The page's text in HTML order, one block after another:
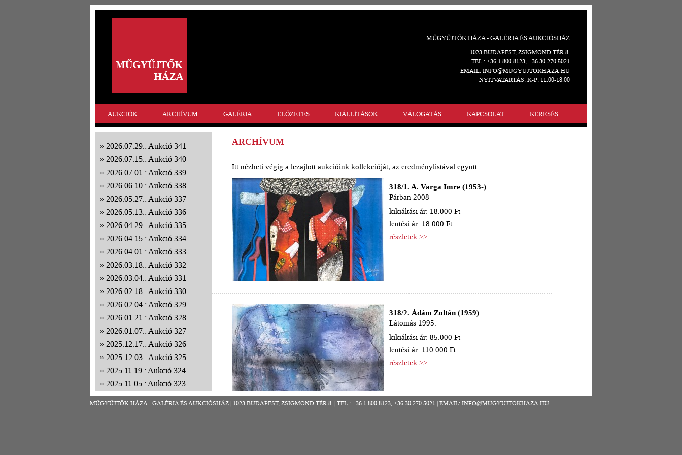
MŰGYŰJTŐK HÁZA - GALÉRIA ÉS AUKCIÓSHÁZ
1023 BUDAPEST, ZSIGMOND TÉR 8.
TEL.: +36 1 800 8123, +36 30 270 5021
EMAIL: INFO@MUGYUJTOKHAZA.HU
NYITVATARTÁS: K-P: 11.00-18.00
AUKCIÓK ARCHÍVUM GALÉRIA ELŐZETES KIÁLLÍTÁSOK VÁLOGATÁS KAPCSOLAT KERESÉS
2026.07.29.: Aukció 341
2026.07.15.: Aukció 340
2026.07.01.: Aukció 339
2026.06.10.: Aukció 338
2026.05.27.: Aukció 337
2026.05.13.: Aukció 336
2026.04.29.: Aukció 335
2026.04.15.: Aukció 334
2026.04.01.: Aukció 333
2026.03.18.: Aukció 332
2026.03.04.: Aukció 331
2026.02.18.: Aukció 330
2026.02.04.: Aukció 329
2026.01.21.: Aukció 328
2026.01.07.: Aukció 327
2025.12.17.: Aukció 326
2025.12.03.: Aukció 325
2025.11.19.: Aukció 324
2025.11.05.: Aukció 323
2025.10.22.: Aukció 322
ARCHÍVUM
Itt nézheti végig a lezajlott aukcióink kollekcióját, az eredménylistával együtt.
318/1. A. Varga Imre (1953-)
Párban 2008
kikiáltási ár: 18.000 Ft
leütési ár: 18.000 Ft
részletek >>
318/2. Ádám Zoltán (1959)
Látomás 1995.
kikiáltási ár: 85.000 Ft
leütési ár: 110.000 Ft
részletek >>
MŰGYŰJTŐK HÁZA - GALÉRIA ÉS AUKCIÓSHÁZ | 1023 BUDAPEST, ZSIGMOND TÉR 8. | TEL.: +36 1 800 8123, +36 30 270 5021 | EMAIL: INFO@MUGYUJTOKHAZA.HU